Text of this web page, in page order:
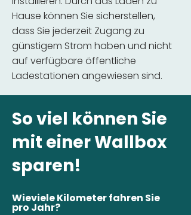
Hause können Sie sicherstellen,
dass Sie jederzeit Zugang zu
günstigem Strom haben und nicht
auf verfügbare öffentliche
Ladestationen angewiesen sind.
So viel können Sie
mit einer Wallbox
sparen!
Wieviele Kilometer fahren Sie
pro Jahr?